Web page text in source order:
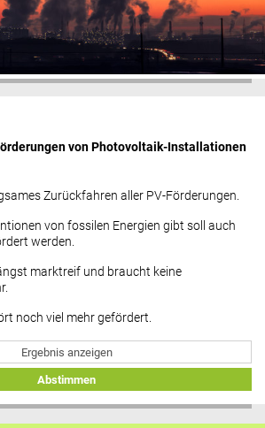
von Photovoltaik-Installationen
Zurückfahren aller PV-Förderungen.
von fossilen Energien gibt soll auch
werden.
marktreif und braucht keine
noch viel mehr gefördert.
Ergebnis anzeigen
Abstimmen